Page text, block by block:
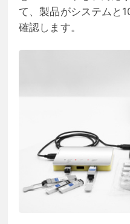
て、製品がシステムと
確認します。